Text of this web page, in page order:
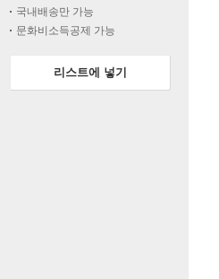
국내배송만 가능
문화비소득공제 가능
리스트에 넣기